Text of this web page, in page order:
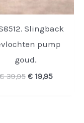
Slingback
pump
goud.
39,95 Oorspronkelijke
€19,95Huidige